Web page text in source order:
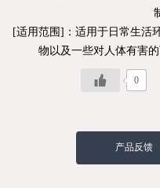
[适用范围]：适用于日常生活
物以及一些对人体有害
0
产品反馈